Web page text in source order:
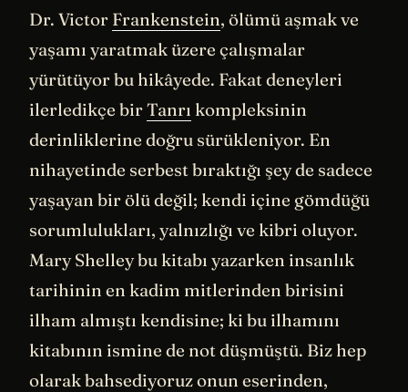
Dr. Victor Frankenstein, ölümü aşmak ve
yaşamı yaratmak üzere çalışmalar
yürütüyor bu hikâyede. Fakat deneyleri
ilerledikçe birTanrı kompleksinin
derinliklerine doğru sürükleniyor. En
nihayetinde serbest bıraktığı şey de sadece
yaşayan bir ölü değil; kendi içine gömdüğü
sorumlulukları, yalnızlığı ve kibri oluyor.
Mary Shelley bu kitabı yazarken insanlık
tarihinin en kadim mitlerinden birisini
ilham almıştı kendisine; ki bu ilhamını
kitabının ismine de not düşmüştü. Biz hep
olarak bahsediyoruz onun eserinden,